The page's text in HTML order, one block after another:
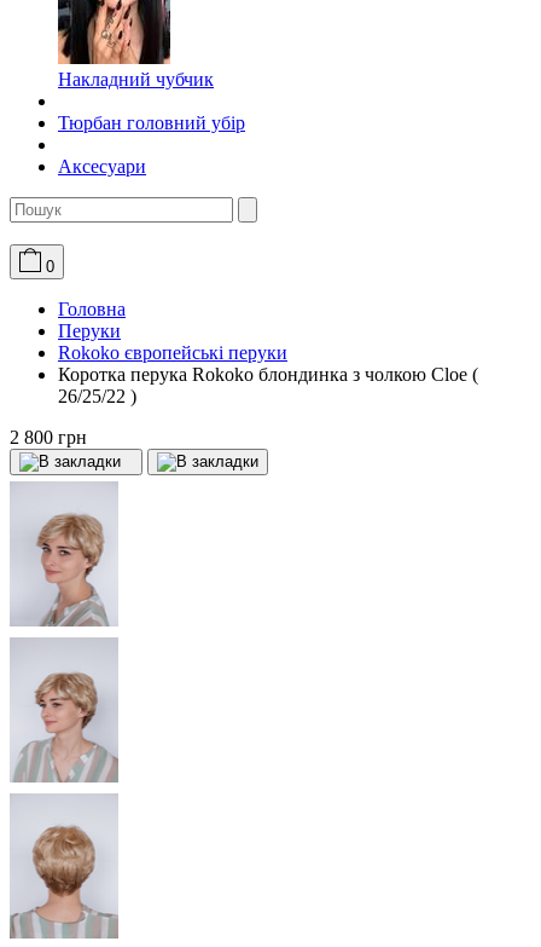
Накладний чубчик
Тюрбан головний убір
Аксесуари
0
Головна
Перуки
Rokoko європейські перуки
Коротка перука Rokoko блондинка з чолкою Cloe (
26/25/22 )
2 800 грн